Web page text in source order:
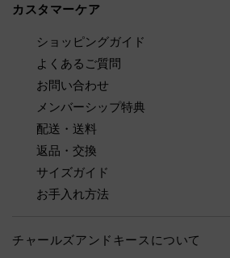
カスタマーケア
ショッピングガイド
よくあるご質問
お問い合わせ
メンバーシップ特典
配送・送料
返品・交換
サイズガイド
お手入れ方法
チャールズアンドキースについて